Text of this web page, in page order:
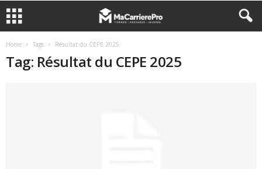
Home Tags Résultat du CEPE 2025
Tag: Résultat du CEPE 2025